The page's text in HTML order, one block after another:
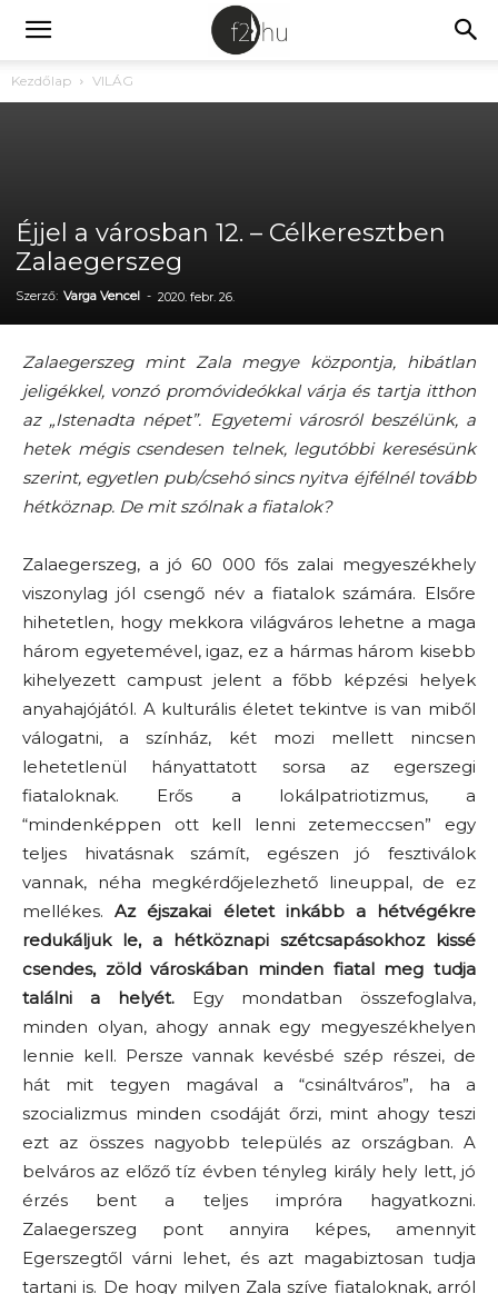
Kezdőlap VILÁG
Éjjel a városban 12. – Célkeresztben
Zalaegerszeg
Szerző: Varga Vencel - 2020. febr. 26.
Zalaegerszeg mint Zala megye központja, hibátlan
jeligékkel, vonzó promóvideókkal várja és tartja itthon
az „Istenadta népet”. Egyetemi városról beszélünk, a
hetek mégis csendesen telnek, legutóbbi keresésünk
szerint, egyetlen pub/csehó sincs nyitva éjfélnél tovább
hétköznap. De mit szólnak a fiatalok?
Zalaegerszeg, a jó 60 000 fős zalai megyeszékhely
viszonylag jól csengő név a fiatalok számára. Elsőre
hihetetlen, hogy mekkora világváros lehetne a maga
három egyetemével, igaz, ez a hármas három kisebb
kihelyezett campust jelent a főbb képzési helyek
anyahajójától. A kulturális életet tekintve is van miből
válogatni, a színház, két mozi mellett nincsen
lehetetlenül hányattatott sorsa az egerszegi
fiataloknak. Erős a lokálpatriotizmus, a
“mindenképpen ott kell lenni zetemeccsen” egy
teljes hivatásnak számít, egészen jó fesztiválok
vannak, néha megkérdőjelezhető lineuppal, de ez
mellékes.Az éjszakai életet inkább a hétvégékre
redukáljuk le, a hétköznapi szétcsapásokhoz kissé
csendes, zöld városkában minden fiatal meg tudja
találni a helyét. Egy mondatban összefoglalva,
minden olyan, ahogy annak egy megyeszékhelyen
lennie kell. Persze vannak kevésbé szép részei, de
hát mit tegyen magával a “csináltváros”, ha a
szocializmus minden csodáját őrzi, mint ahogy teszi
ezt az összes nagyobb település az országban. A
belváros az előző tíz évben tényleg király hely lett, jó
érzés bent a teljes impróra hagyatkozni.
Zalaegerszeg pont annyira képes, amennyit
Egerszegtől várni lehet, és azt magabiztosan tudja
tartani is. De hogy milyen Zala szíve fiataloknak, arról